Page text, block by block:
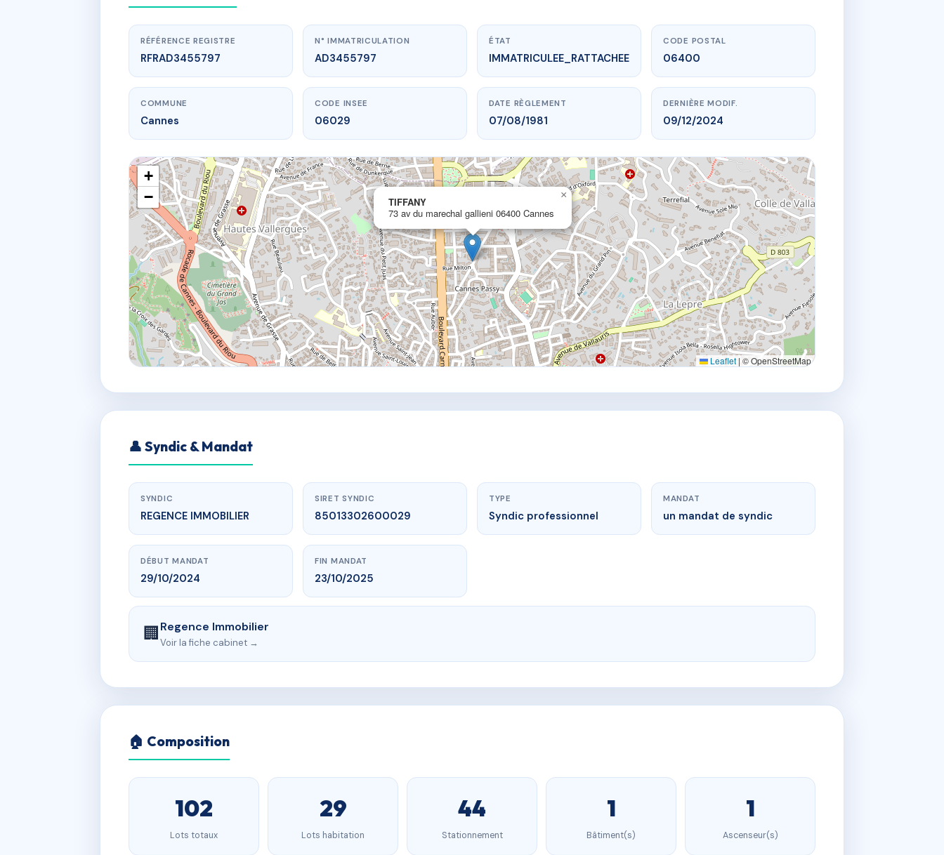
www.vme.plus/AD3455797
TIFFANY
73 av du marechal gallieni06400 Cannes
RÉFÉRENCE REGISTRE
RFRAD3455797
N° IMMATRICULATION
AD3455797
ÉTAT
IMMATRICULEE_RATTACHEE
CODE POSTAL
06400
COMMUNE
Cannes
CODE INSEE
06029
DATE RÈGLEMENT
07/08/1981
DERNIÈRE MODIF.
09/12/2024
TIFFANY
73 av du marechal gallieni 06400 Cannes
×
+
−
Leaflet | © OpenStreetMap
👤 Syndic & Mandat
SYNDIC
REGENCE IMMOBILIER
SIRET SYNDIC
85013302600029
TYPE
Syndic professionnel
MANDAT
un mandat de syndic
DÉBUT MANDAT
29/10/2024
FIN MANDAT
23/10/2025
🏢Regence Immobilier
Voir la fiche cabinet →
🏠 Composition
102
Lots totaux
29
Lots habitation
44
Stationnement
1
Bâtiment(s)
1
Ascenseur(s)